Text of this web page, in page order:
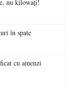
nu kilowați!
o duc singuri în spate
cu amenzi